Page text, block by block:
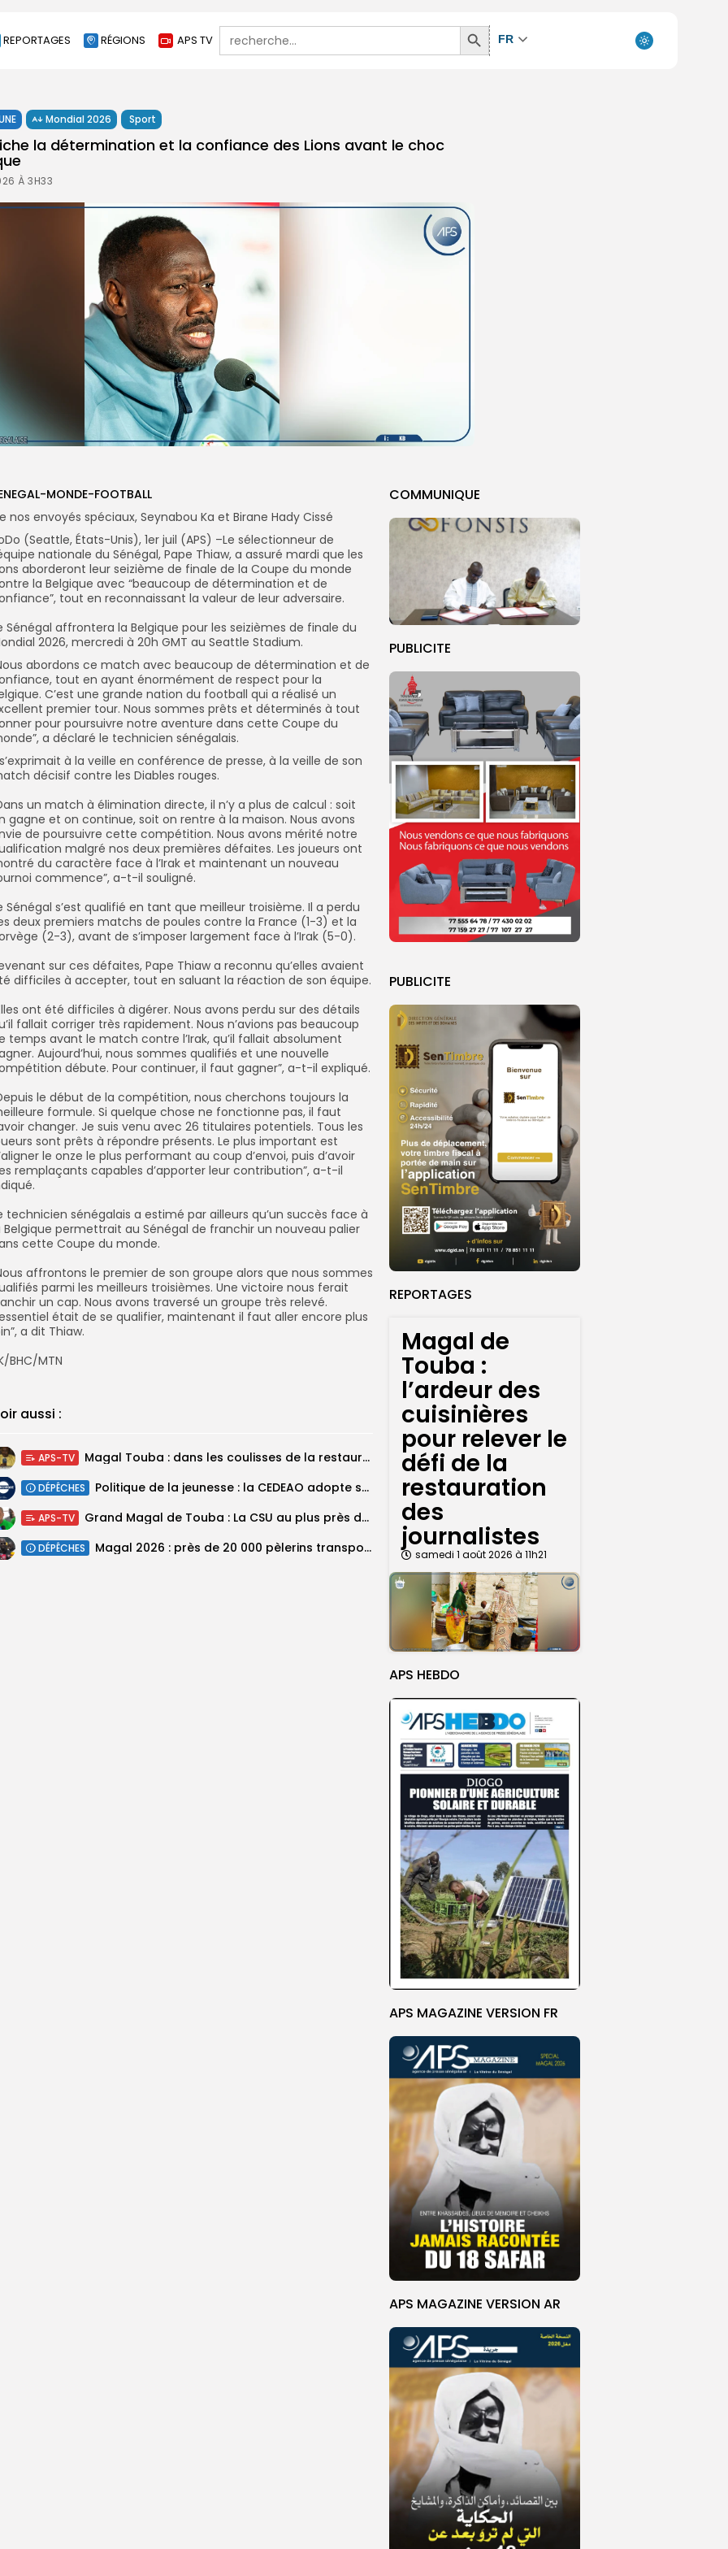
REPORTAGES RÉGIONS APS TV
Search
for:
Search
Button
FR
Mondial 2026 Sport
la détermination et la confiance des Lions avant le choc
À 3H33
COMMUNIQUE
PUBLICITE
PUBLICITE
REPORTAGES
Magal de
Touba :
l’ardeur des
cuisinières
pour relever le
défi de la
restauration
des
journalistes
samedi 1 août 2026 à 11h21
APS HEBDO
APS MAGAZINE VERSION FR
APS MAGAZINE VERSION AR
MONDE-FOOTBALL
nos envoyés spéciaux, Seynabou Ka et Birane Hady Cissé
(Seattle, États-Unis), 1er juil (APS) –Le sélectionneur de
nationale du Sénégal, Pape Thiaw, a assuré mardi que les
aborderont leur seizième de finale de la Coupe du monde
la Belgique avec “beaucoup de détermination et de
tout en reconnaissant la valeur de leur adversaire.
Sénégal affrontera la Belgique pour les seizièmes de finale du
2026, mercredi à 20h GMT au Seattle Stadium.
abordons ce match avec beaucoup de détermination et de
tout en ayant énormément de respect pour la
C’est une grande nation du football qui a réalisé un
premier tour. Nous sommes prêts et déterminés à tout
pour poursuivre notre aventure dans cette Coupe du
a déclaré le technicien sénégalais.
à la veille en conférence de presse, à la veille de son
décisif contre les Diables rouges.
un match à élimination directe, il n’y a plus de calcul : soit
gagne et on continue, soit on rentre à la maison. Nous avons
de poursuivre cette compétition. Nous avons mérité notre
malgré nos deux premières défaites. Les joueurs ont
du caractère face à l’Irak et maintenant un nouveau
commence”, a-t-il souligné.
Sénégal s’est qualifié en tant que meilleur troisième. Il a perdu
deux premiers matchs de poules contre la France (1-3) et la
(2-3), avant de s’imposer largement face à l’Irak (5-0).
sur ces défaites, Pape Thiaw a reconnu qu’elles avaient
difficiles à accepter, tout en saluant la réaction de son équipe.
ont été difficiles à digérer. Nous avons perdu sur des détails
fallait corriger très rapidement. Nous n’avions pas beaucoup
temps avant le match contre l’Irak, qu’il fallait absolument
Aujourd’hui, nous sommes qualifiés et une nouvelle
débute. Pour continuer, il faut gagner”, a-t-il expliqué.
le début de la compétition, nous cherchons toujours la
formule. Si quelque chose ne fonctionne pas, il faut
changer. Je suis venu avec 26 titulaires potentiels. Tous les
sont prêts à répondre présents. Le plus important est
le onze le plus performant au coup d’envoi, puis d’avoir
remplaçants capables d’apporter leur contribution”, a-t-il
technicien sénégalais a estimé par ailleurs qu’un succès face à
Belgique permettrait au Sénégal de franchir un nouveau palier
cette Coupe du monde.
affrontons le premier de son groupe alors que nous sommes
parmi les meilleurs troisièmes. Une victoire nous ferait
un cap. Nous avons traversé un groupe très relevé.
était de se qualifier, maintenant il faut aller encore plus
a dit Thiaw.
BHC/MTN
aussi :
APS-TV Magal Touba : dans les coulisses de la restauration de la presse...
DÉPÊCHES Politique de la jeunesse : la CEDEAO adopte son plan d’actions stratégiques...
APS-TV Grand Magal de Touba : La CSU au plus près des pèlerins
DÉPÊCHES Magal 2026 : près de 20 000 pèlerins transportés vers Touba en...